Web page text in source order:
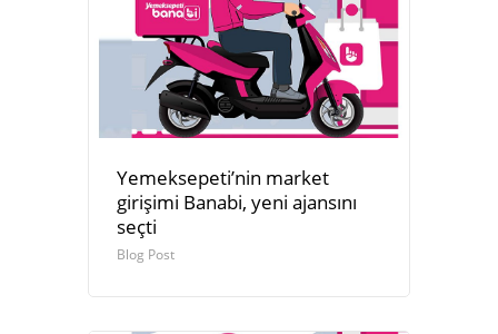
Yemeksepeti’nin market
girişimi Banabi, yeni ajansını
seçti
Blog Post